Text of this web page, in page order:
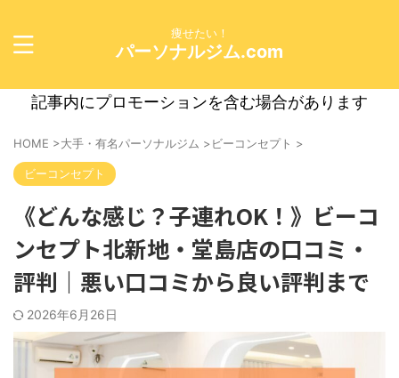
痩せたい！
パーソナルジム.com
記事内にプロモーションを含む場合があります
HOME >大手・有名パーソナルジム >ビーコンセプト >
ビーコンセプト
《どんな感じ？子連れOK！》ビーコ
ンセプト北新地・堂島店の口コミ・
評判｜悪い口コミから良い評判まで
2026年6月26日